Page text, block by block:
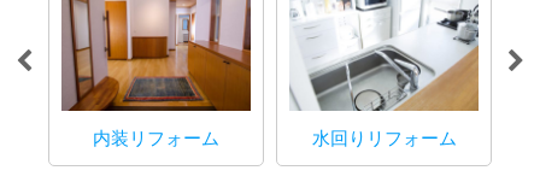
内装リフォーム 水回りリフォーム